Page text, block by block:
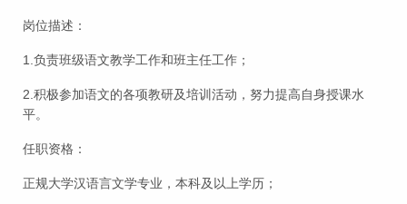
岗位描述：
1.负责班级语文教学工作和班主任工作；
2.积极参加语文的各项教研及培训活动，努力提高自身授课水
平。
任职资格：
正规大学汉语言文学专业，本科及以上学历；